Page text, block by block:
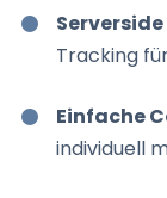
Tracking
Einfache
individuell